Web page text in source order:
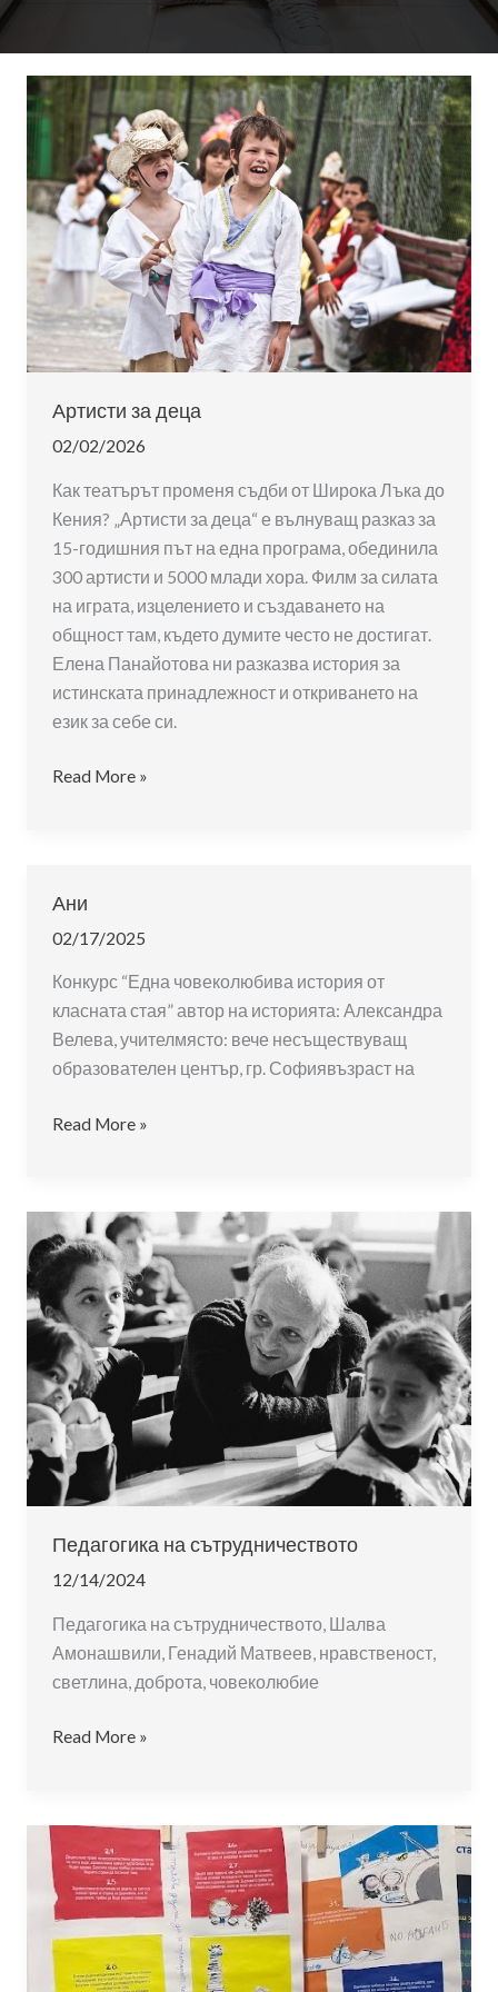
Артисти за деца
02/02/2026
Как театърът променя съдби от Широка Лъка до
Кения? „Артисти за деца“ е вълнуващ разказ за
15-годишния път на една програма, обединила
300 артисти и 5000 млади хора. Филм за силата
на играта, изцелението и създаването на
общност там, където думите често не достигат.
Елена Панайотова ни разказва история за
истинската принадлежност и откриването на
език за себе си.
Артисти
Read More »
Ани
02/17/2025
Конкурс “Една човеколюбива история от
класната стая” автор на историята: Александра
Велева, учителмясто: вече несъществуващ
образователен център, гр. Софиявъзраст на
Ани
Read More »
Педагогика на сътрудничеството
12/14/2024
Педагогика на сътрудничеството, Шалва
Амонашвили, Генадий Матвеев, нравственост,
светлина, доброта, човеколюбие
Педагогика
Read More »